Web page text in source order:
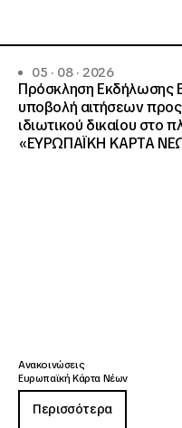
05 · 08 · 2026
Πρόσκληση Εκδήλωσης
υποβολή αιτήσεων
ιδιωτικού δικαίου στο
«ΕΥΡΩΠΑΪΚΗ ΚΑΡΤΑ
Ανακοινώσεις
Ευρωπαϊκή Κάρτα Νέων
Περισσότερα